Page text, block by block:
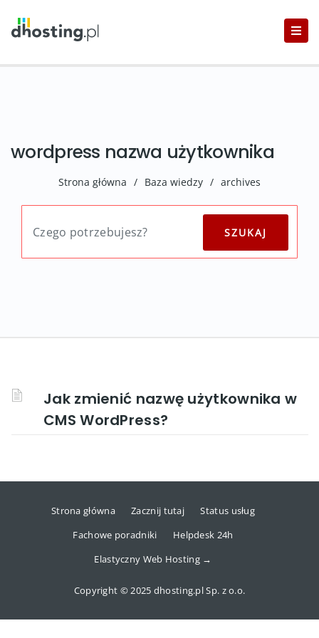
wordpress nazwa użytkownika
Strona główna / Baza wiedzy / archives
Jak zmienić nazwę użytkownika w
CMS WordPress?
Strona główna Zacznij tutaj
Status usług
Fachowe poradniki
Helpdesk 24h
Elastyczny Web Hosting →
Copyright © 2025 dhosting.pl Sp. z o.o.